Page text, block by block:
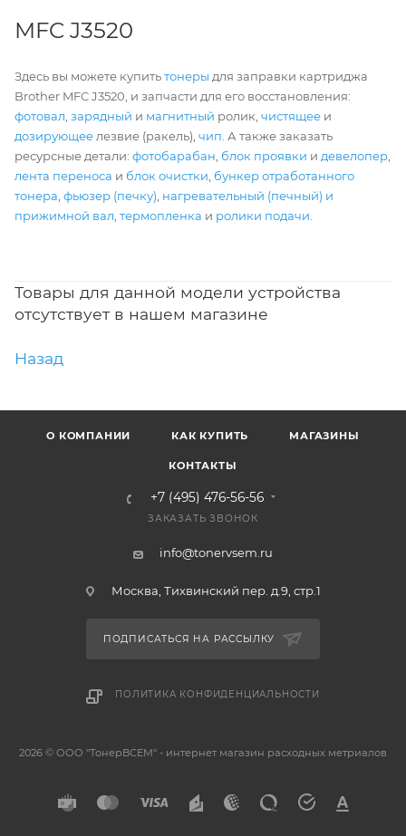
MFC J3520
Здесь вы можете купитьтонеры для заправки картриджа
Brother MFC J3520, и запчасти для его восстановления:
фотовал зарядный и магнитный ролик, чистящее и
дозирующее лезвие (ракель), чип . А также заказать
ресурсные детали: фотобарабан блок проявки и девелопер
лента переноса и блок очистки бункер отработанного
тонера фьюзер (печку) нагревательный (печный) и
прижимной вал термопленка и ролики подачи
Товары для данной модели устройства
отсутствует в нашем магазине
Назад
О КОМПАНИИ КАК КУПИТЬ МАГАЗИНЫ
КОНТАКТЫ
+7 (495) 476-56-56
ЗАКАЗАТЬ ЗВОНОК
info@tonervsem.ru
Москва, Тихвинский пер. д.9, стр.1
ПОДПИСАТЬСЯ НА РАССЫЛКУ
ПОЛИТИКА КОНФИДЕНЦИАЛЬНОСТИ
2026 © ООО "ТонерВСЕМ" - интернет магазин расходных метриалов